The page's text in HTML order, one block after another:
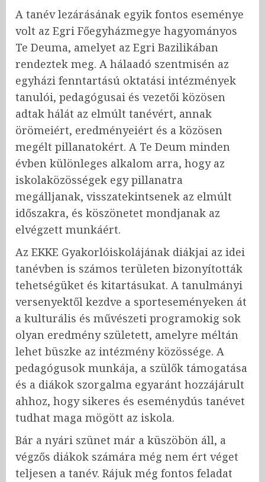
A tanév lezárásának egyik fontos eseménye
volt az Egri Főegyházmegye hagyományos
Te Deuma, amelyet az Egri Bazilikában
rendeztek meg. A hálaadó szentmisén az
egyházi fenntartású oktatási intézmények
tanulói, pedagógusai és vezetői közösen
adtak hálát az elmúlt tanévért, annak
örömeiért, eredményeiért és a közösen
megélt pillanatokért. A Te Deum minden
évben különleges alkalom arra, hogy az
iskolaközösségek egy pillanatra
megálljanak, visszatekintsenek az elmúlt
időszakra, és köszönetet mondjanak az
elvégzett munkáért.
Az EKKE Gyakorlóiskolájának diákjai az idei
tanévben is számos területen bizonyították
tehetségüket és kitartásukat. A tanulmányi
versenyektől kezdve a sporteseményeken át
a kulturális és művészeti programokig sok
olyan eredmény született, amelyre méltán
lehet büszke az intézmény közössége. A
pedagógusok munkája, a szülők támogatása
és a diákok szorgalma egyaránt hozzájárult
ahhoz, hogy sikeres és eseménydús tanévet
tudhat maga mögött az iskola.
Bár a nyári szünet már a küszöbön áll, a
végzős diákok számára még nem ért véget
teljesen a tanév. Rájuk még fontos feladat